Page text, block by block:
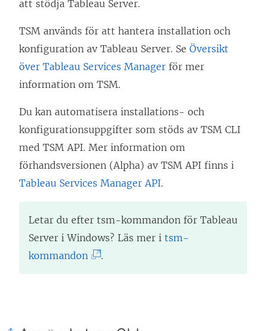
att stödja Tableau Server.
TSM används för att hantera installation och
konfiguration av Tableau Server. Se Översikt
över Tableau Services Manager för mer
information om TSM.
Du kan automatisera installations- och
konfigurationsuppgifter som stöds av TSM CLI
med TSM API. Mer information om
förhandsversionen (Alpha) av TSM API finns i
Tableau Services Manager API.
Letar du efter tsm-kommandon för Tableau
Server i Windows? Läs mer i tsm-
kommandon
.